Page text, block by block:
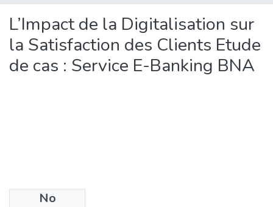
L’Impact de la Digitalisation sur
la Satisfaction des Clients Etude
de cas : Service E-Banking BNA
No